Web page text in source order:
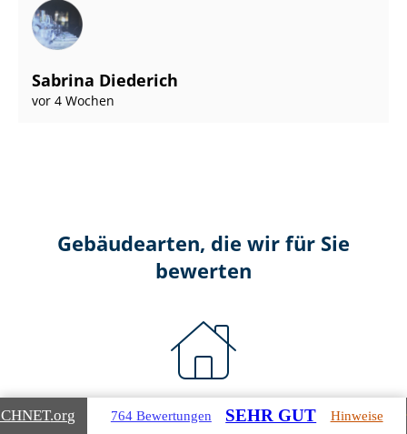
Sabrina Diederich
vor 4 Wochen
Gebäudearten, die wir für Sie
bewerten
Wohnimmobilien
.org 764 Bewertungen SEHR GUT Hinweise